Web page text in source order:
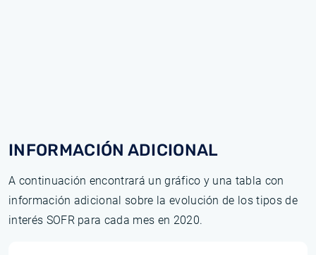
INFORMACIÓN ADICIONAL
A continuación encontrará un gráfico y una tabla con
información adicional sobre la evolución de los tipos de
interés SOFR para cada mes en 2020.